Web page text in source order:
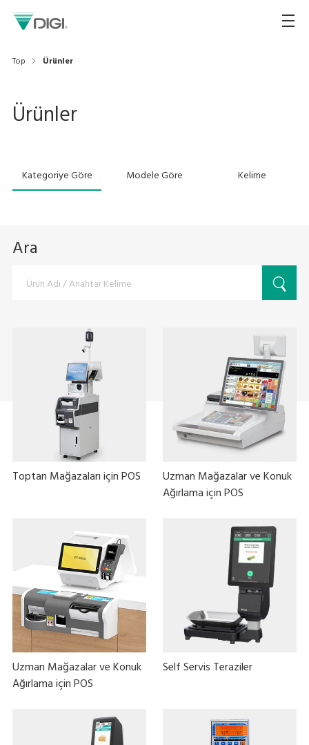
Top Ürünler
Ürünler
Kategoriye Göre Modele Göre Kelime
Ara
Toptan Mağazaları için POS
Uzman Mağazalar ve Konuk
Ağırlama için POS
Uzman Mağazalar ve Konuk
Ağırlama için POS
Self Servis Teraziler